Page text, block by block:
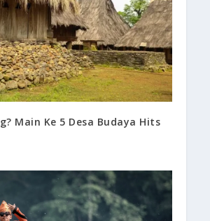
Main Ke 5 Desa Budaya Hits